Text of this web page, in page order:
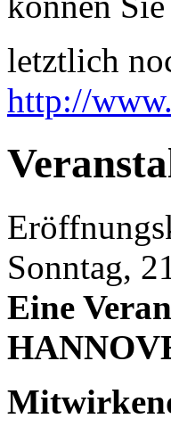
letztlich
http://
Sonntag,
Eine